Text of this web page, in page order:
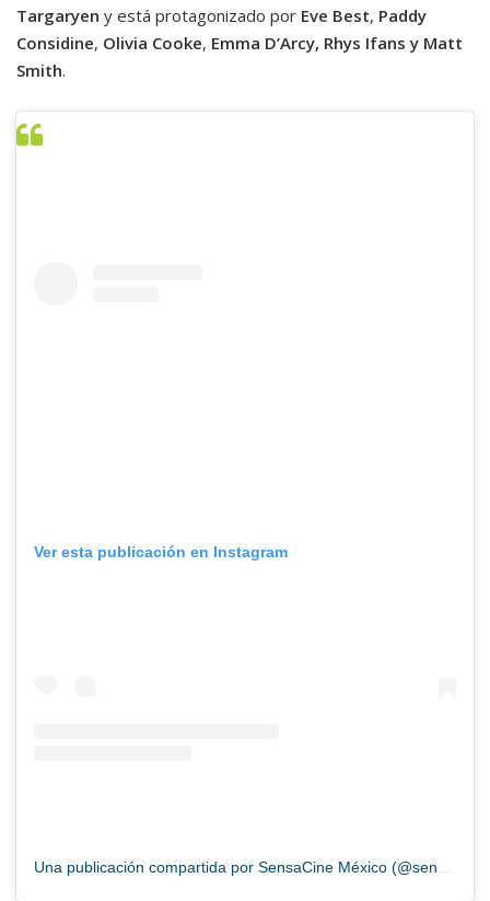
Targaryen y está protagonizado por Eve Best, Paddy
Considine, Olivia Cooke, Emma D’Arcy, Rhys Ifans y Matt
Smith.
Ver esta publicación en Instagram
Una publicación compartida por SensaCine México (@sensacinemx)